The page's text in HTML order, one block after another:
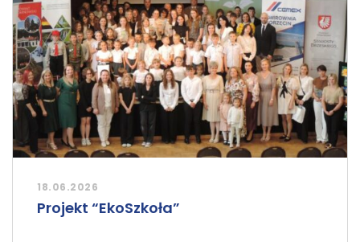
18.06.2026
Projekt “EkoSzkoła”